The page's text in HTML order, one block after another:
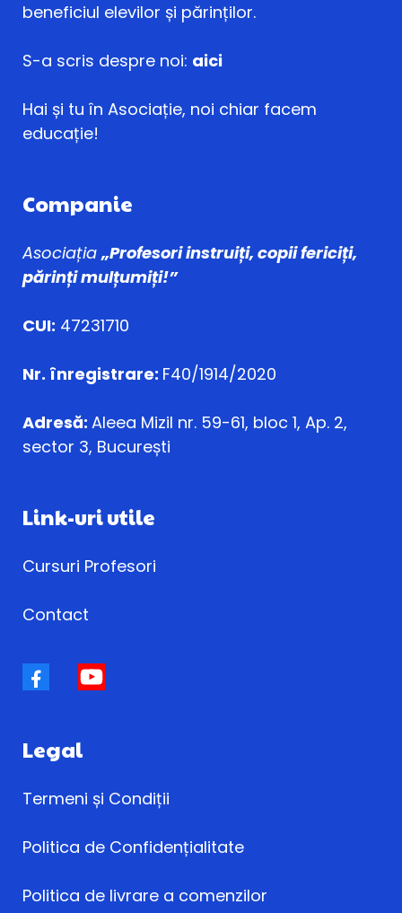
beneficiul elevilor și părinților.
S-a scris despre noi: aici
Hai și tu în Asociație, noi chiar facem
educație!
Companie
Asociația„Profesori instruiți, copii fericiți,
părinți mulțumiți!”
CUI: 47231710
Nr. înregistrare: F40/1914/2020
Adresă: Aleea Mizil nr. 59-61, bloc 1, Ap. 2,
sector 3, București
Link-uri utile
Cursuri Profesori
Contact
Legal
Termeni și Condiții
Politica de Confidențialitate
Politica de livrare a comenzilor